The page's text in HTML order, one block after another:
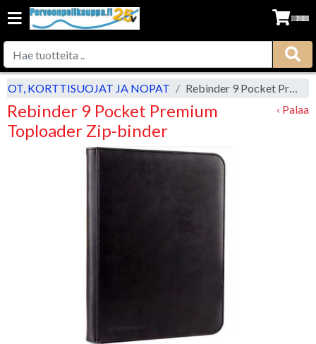
KORTTISUOJAT JA NOPAT Rebinder 9 Pocket Premium Toploader Zip-binder
Rebinder 9 Pocket Premium
Toploader Zip-binder
‹ Palaa